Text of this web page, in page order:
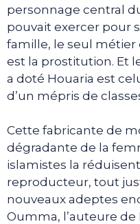
personnage central
pouvait exercer pour
famille, le seul métier
est la prostitution. Et
a doté Houaria est
d’un mépris de
Cette fabricante de
dégradante de la
islamistes la
reproducteur, tout
nouveaux adeptes
Oumma, l’auteure